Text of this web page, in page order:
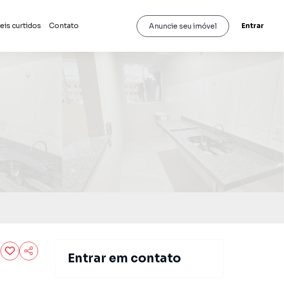
curtidos Contato Anuncie seu imóvel Entrar
Entrar em contato